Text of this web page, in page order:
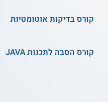
קורס פיתוח משחקים ב-
קורס בדיקות אוטומטיות
קורס הסבה לתכנות JAVA